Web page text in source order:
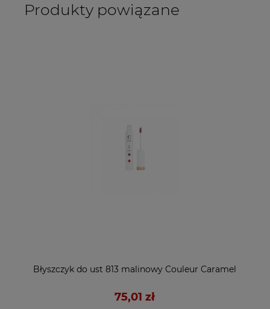
Produkty powiązane
Błyszczyk do ust 813 malinowy Couleur Caramel
75,01 zł